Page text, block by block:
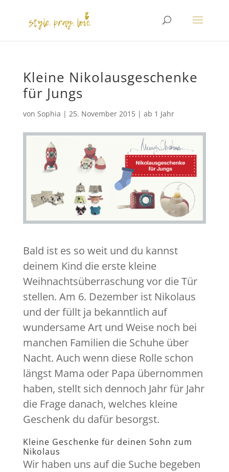
Kleine Nikolausgeschenke
für Jungs
von Sophia | 25. November 2015| ab 1 Jahr
Bald ist es so weit und du kannst
deinem Kind die erste kleine
Weihnachtsüberraschung vor die Tür
stellen. Am 6. Dezember ist Nikolaus
und der füllt ja bekanntlich auf
wundersame Art und Weise noch bei
manchen Familien die Schuhe über
Nacht. Auch wenn diese Rolle schon
längst Mama oder Papa übernommen
haben, stellt sich dennoch Jahr für Jahr
die Frage danach, welches kleine
Geschenk du dafür besorgst.
Kleine Geschenke für deinen Sohn zum
Nikolaus
Wir haben uns auf die Suche begeben